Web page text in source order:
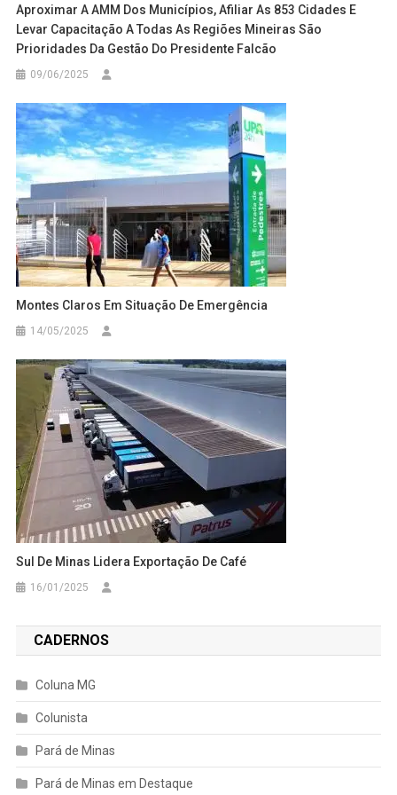
Aproximar A AMM Dos Municípios, Afiliar As 853 Cidades E
Levar Capacitação A Todas As Regiões Mineiras São
Prioridades Da Gestão Do Presidente Falcão
09/06/2025
Montes Claros Em Situação De Emergência
14/05/2025
Sul De Minas Lidera Exportação De Café
16/01/2025
CADERNOS
Coluna MG
Colunista
Pará de Minas
Pará de Minas em Destaque